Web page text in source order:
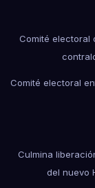
Comité electoral
Comité electoral
Culmina
del nuevo